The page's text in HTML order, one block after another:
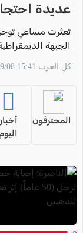
عديدة
تعثرت مساعي
الجبهة
لخوض الانتخابات
كل العرب 15:41 09/08
المحترفون
أخبار
اليوم